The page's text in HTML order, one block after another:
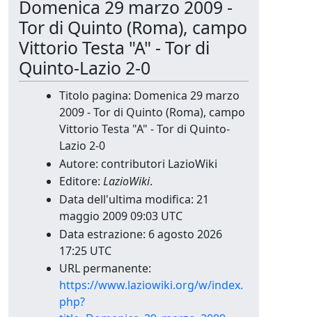
Domenica 29 marzo 2009 -
Tor di Quinto (Roma), campo
Vittorio Testa "A" - Tor di
Quinto-Lazio 2-0
Titolo pagina: Domenica 29 marzo
2009 - Tor di Quinto (Roma), campo
Vittorio Testa "A" - Tor di Quinto-
Lazio 2-0
Autore: contributori LazioWiki
Editore: LazioWiki.
Data dell'ultima modifica: 21
maggio 2009 09:03 UTC
Data estrazione: 6 agosto 2026
17:25 UTC
URL permanente:
https://www.laziowiki.org/w/index.
php?